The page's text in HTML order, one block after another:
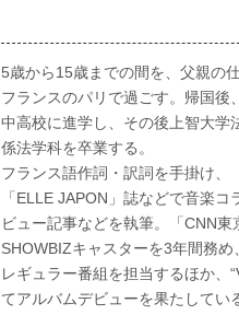
5歳から15歳までの間を、父親の
フランスのパリで過ごす。帰国後
中高校に進学し、その後上智大学
係法学科を卒業する。
フランス語作詞・訳詞を手掛け、
「ELLE JAPON」誌などで音楽コ
ビュー記事などを執筆。「CNN東
SHOWBIZキャスターを3年間務め
レギュラー番組を担当するほか、
てアルバムデビューを果たしてい